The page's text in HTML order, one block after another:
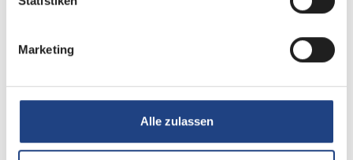
Marketing
Alle zulassen
Gasflaschenkasten für: 2x11 kg Fl.